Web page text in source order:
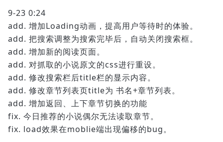
9-23 0:24
add. 增加Loading动画，提高用户等待时的体验。
add. 把搜索调整为搜索完毕后，自动关闭搜索框。
add. 增加新的阅读页面。
add. 对抓取的小说原文的css进行重设。
add. 修改搜索栏后title栏的显示内容。
add. 修改章节列表页title为 书名+章节列表。
add. 增加返回、上下章节切换的功能
fix. 今日推荐的小说偶尔无法读取章节。
fix. load效果在moblie端出现偏移的bug。